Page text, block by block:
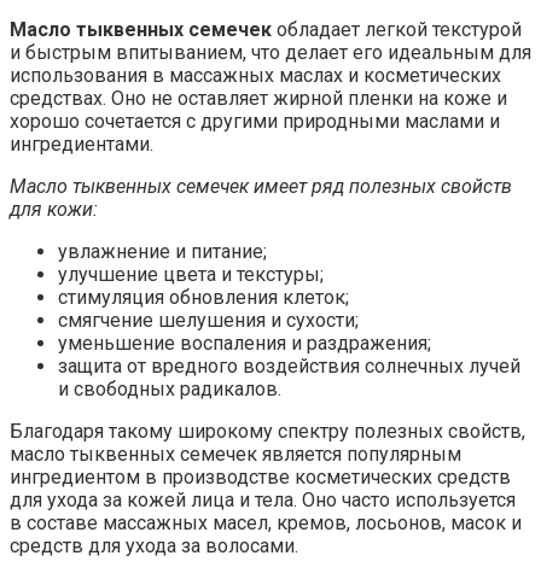
Масло тыквенных семечек обладает легкой текстурой
и быстрым впитыванием, что делает его идеальным для
использования в массажных маслах и косметических
средствах. Оно не оставляет жирной пленки на коже и
хорошо сочетается с другими природными маслами и
ингредиентами.
Масло тыквенных семечек имеет ряд полезных свойств
для кожи:
увлажнение и питание;
улучшение цвета и текстуры;
стимуляция обновления клеток;
смягчение шелушения и сухости;
уменьшение воспаления и раздражения;
защита от вредного воздействия солнечных лучей
и свободных радикалов.
Благодаря такому широкому спектру полезных свойств,
масло тыквенных семечек является популярным
ингредиентом в производстве косметических средств
для ухода за кожей лица и тела. Оно часто используется
в составе массажных масел, кремов, лосьонов, масок и
средств для ухода за волосами.